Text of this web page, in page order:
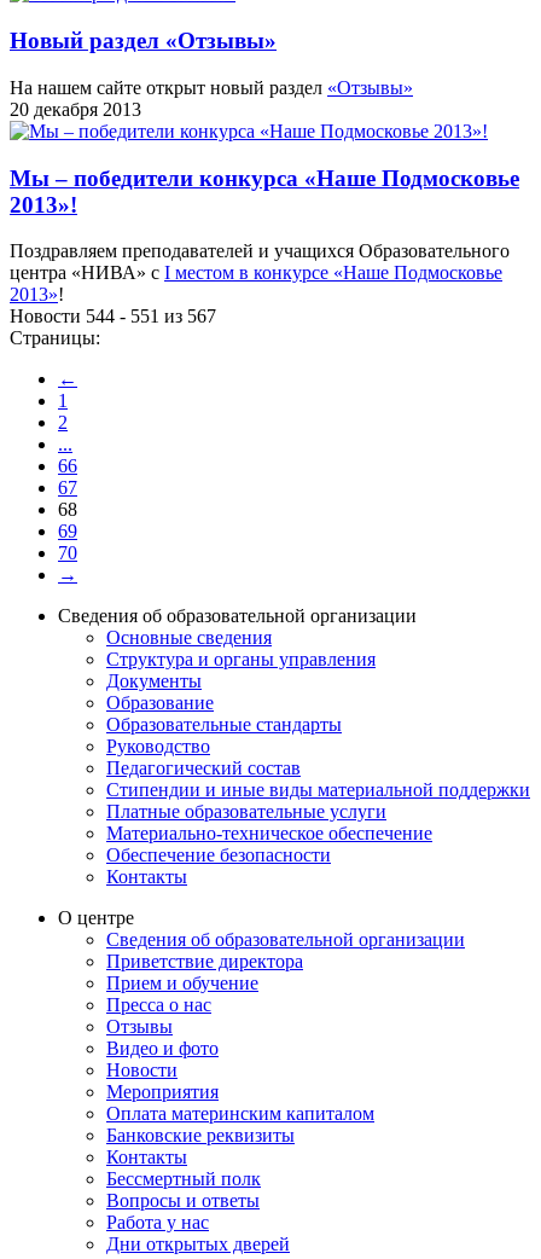
Новый раздел «Отзывы»
На нашем сайте открыт новый раздел «Отзывы»
20 декабря 2013
Мы – победители конкурса «Наше Подмосковье
2013»!
Поздравляем преподавателей и учащихся Образовательного
центра «НИВА» с I местом в конкурсе «Наше Подмосковье
2013»!
Новости 544 - 551 из 567
Страницы:
←
1
2
...
66
67
68
69
70
→
Сведения об образовательной организации
Основные сведения
Структура и органы управления
Документы
Образование
Образовательные стандарты
Руководство
Педагогический состав
Стипендии и иные виды материальной поддержки
Платные образовательные услуги
Материально-техническое обеспечение
Обеспечение безопасности
Контакты
О центре
Сведения об образовательной организации
Приветствие директора
Прием и обучение
Пресса о нас
Отзывы
Видео и фото
Новости
Мероприятия
Оплата материнским капиталом
Банковские реквизиты
Контакты
Бессмертный полк
Вопросы и ответы
Работа у нас
Дни открытых дверей